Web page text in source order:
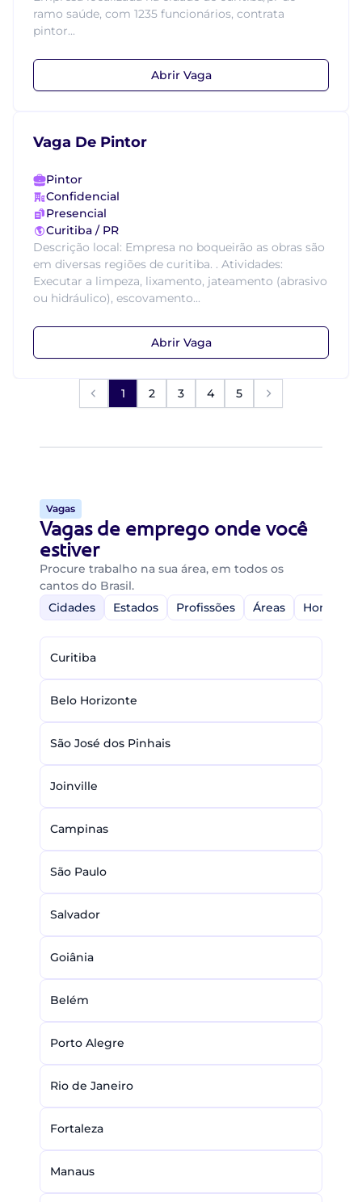
ramo saúde, com 1235 funcionários, contrata
pintor...
Abrir Vaga
Vaga De Pintor
Pintor
Confidencial
Presencial
Curitiba / PR
Descrição local: Empresa no boqueirão as obras são
em diversas regiões de curitiba. . Atividades:
Executar a limpeza, lixamento, jateamento (abrasivo
ou hidráulico), escovamento...
Abrir Vaga
1 2 3 4 5
Vagas
Vagas de emprego onde você
estiver
Procure trabalho na sua área, em todos os
cantos do Brasil.
Cidades
Estados Profissões Áreas Home-
Curitiba
Belo Horizonte
São José dos Pinhais
Joinville
Campinas
São Paulo
Salvador
Goiânia
Belém
Porto Alegre
Rio de Janeiro
Fortaleza
Manaus